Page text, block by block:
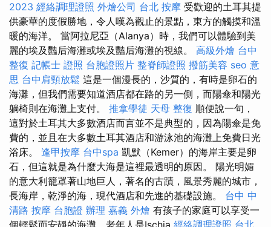
2023 經絡調理證照 外燴公司 台北 按摩 受歡迎的土耳其提
供豪華的度假勝地，令人嘆為觀止的景點，東方的觸摸和溫
暖的海洋。 當阿拉尼亞（Alanya）時，我們可以體驗到美
麗的埃及豔后海灘或埃及豔后海灘的視線。 高級外燴 台中
整復 記帳士 證照 台胞證照片 整脊師證照 撥筋美容 seo 意
思 台中肩頸放鬆 這是一個漫長的，沙質的，有時是卵石的
海灘，但我們需要知道酒店都在路的另一側，而陽傘和陽光
躺椅則在海灘上支付。 推拿學徒 天母 整復 順便說一句，
這對於土耳其大多數酒店而言並不是典型的，因為陽傘是免
費的，並且在大多數土耳其酒店和游泳池的海灘上免費日光
浴床。 逢甲按摩 台中spa 凱默（Kemer）的海岸主要是卵
石，但這就是為什麼大海是這裡最透明的原因。 陽光明媚
的意大利籠罩著山地巨人，著名的古蹟，風景秀麗的城市，
長海岸，乾淨的海，現代酒店和先進的基礎設施。 台中 中
清路 按摩 台胞證 辦理 嘉義 外燴 有孩子的家庭可以享受一
個輕鬆而安靜的海灘，老年人是Ischia 經絡調理證照 台北